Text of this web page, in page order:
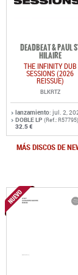
HILAIRE
lanzamiento: jul. 2,
DOBLE LP (Ref.: R57795)
32.5 €
MÁS DISCOS DE